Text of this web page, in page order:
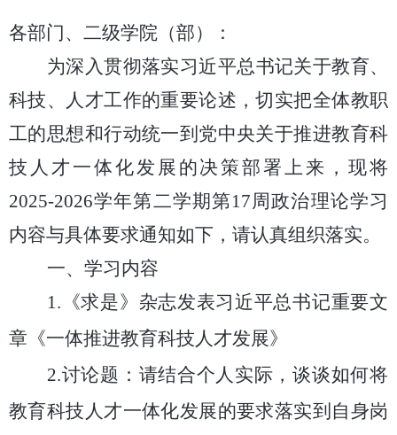
各部门、二级学院（部）：
为深入贯彻落实习近平总书记关于教育、
科技、人才工作的重要论述，切实把全体教职
工的思想和行动统一到党中央关于推进教育科
技人才一体化发展的决策部署上来，现将
2025-2026学年第二学期第17周政治理论学习
内容与具体要求通知如下，请认真组织落实。
一、学习内容
1. 《求是》杂志发表习近平总书记重要文
章《一体推进教育科技人才发展》
2.讨论题： 请结合个人实际，谈谈如何将
教育科技人才一体化发展的要求落实到自身岗